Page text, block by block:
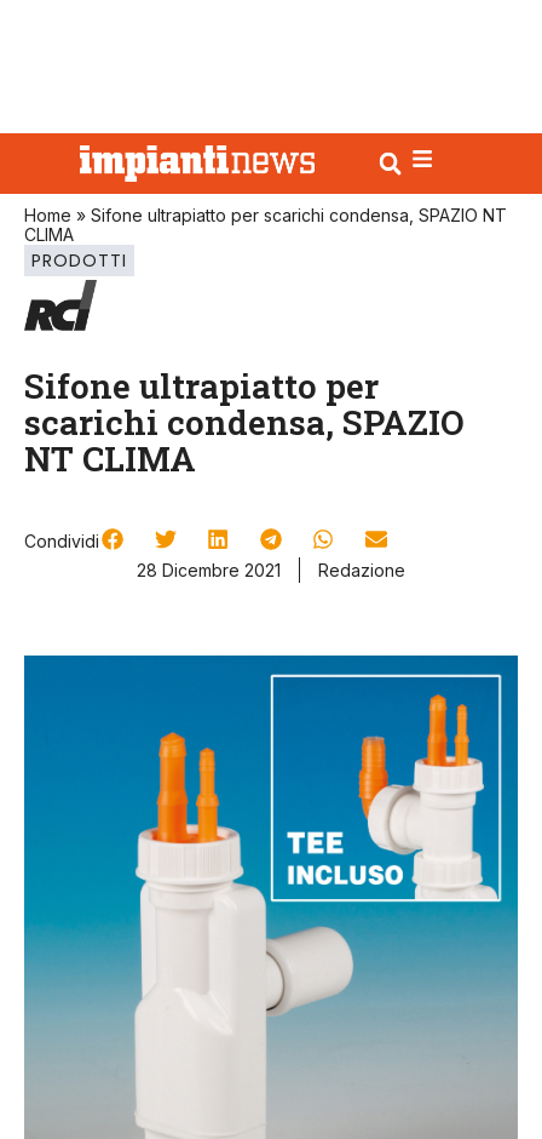
Home » Sifone ultrapiatto per scarichi condensa, SPAZIO NT
CLIMA
PRODOTTI
Sifone ultrapiatto per
scarichi condensa, SPAZIO
NT CLIMA
Condividi
28 Dicembre 2021
Redazione